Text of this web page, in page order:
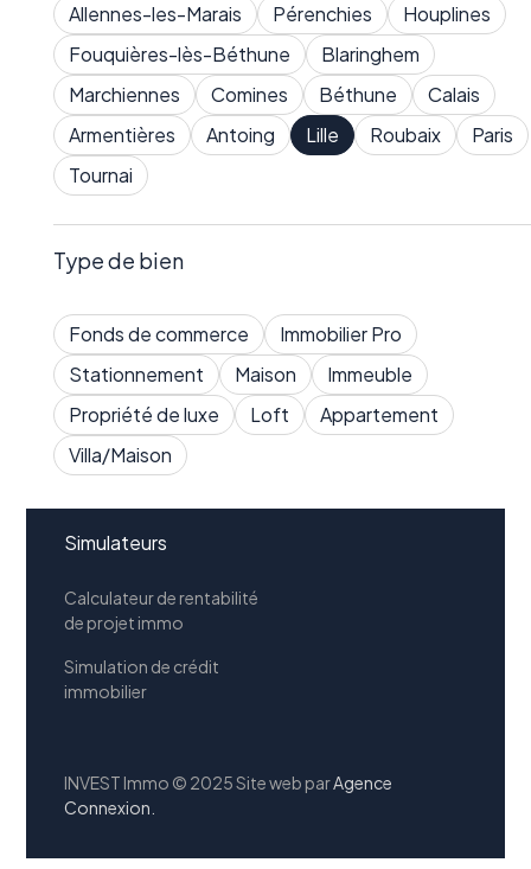
Allennes-les-Marais
Pérenchies
Houplines
Fouquières-lès-Béthune
Blaringhem
Marchiennes
Comines Béthune
Calais
Armentières
Antoing Lille Roubaix
Paris
Tournai
Type de bien
Fonds de commerce
Immobilier Pro
Stationnement
Maison
Immeuble
Propriété de luxe
Loft
Appartement
Villa/Maison
Excellence et rendement à votre portée.
Invest Immo
Accueil
Rejoindre notre réseau
Blog
Contact
Mentions légales
Barème
Investir dans l'immobilier
Vendre
Simulateurs
Calculateur de rentabilité
de projet immo
Simulation de crédit
immobilier
INVEST Immo © 2025 Site web parAgence
Connexion.